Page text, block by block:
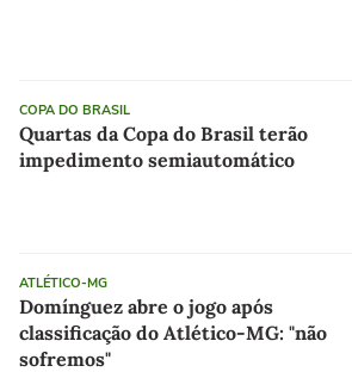
COPA DO BRASIL
Quartas da Copa do Brasil terão
impedimento semiautomático
ATLÉTICO-MG
Domínguez abre o jogo após
classificação do Atlético-MG: "não
sofremos"